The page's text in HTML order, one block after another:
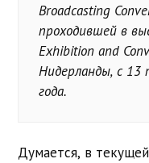
Broadcasting
проходившей в
Exhibition and
Нидерланды, с 13
года.
Думается, в